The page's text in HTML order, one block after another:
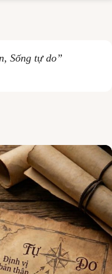
Sống tự do”